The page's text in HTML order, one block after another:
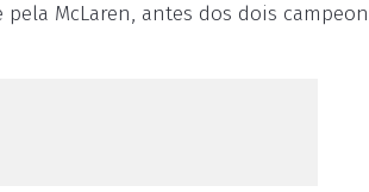
McLaren, antes dos dois